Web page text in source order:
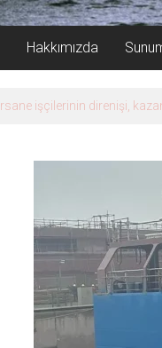
Hakkımızda
işçilerinin direnişi,